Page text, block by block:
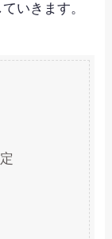
いきます。